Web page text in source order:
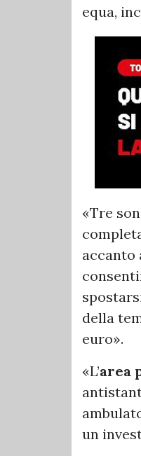
equa,
«Tre
accanto
della
euro».
«L’area
un